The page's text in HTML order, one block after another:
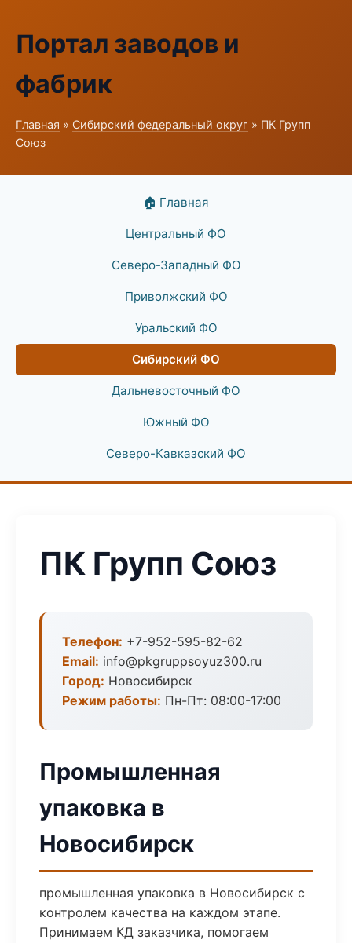
Портал заводов и
фабрик
Главная » Сибирский федеральный округ » ПК Групп
Союз
🏠 Главная
Центральный ФО
Северо-Западный ФО
Приволжский ФО
Уральский ФО
Сибирский ФО
Дальневосточный ФО
Южный ФО
Северо-Кавказский ФО
ПК Групп Союз
Телефон: +7-952-595-82-62
Email: info@pkgruppsoyuz300.ru
Город: Новосибирск
Режим работы: Пн-Пт: 08:00-17:00
Промышленная
упаковка в
Новосибирск
промышленная упаковка в Новосибирск с
контролем качества на каждом этапе.
Принимаем КД заказчика, помогаем